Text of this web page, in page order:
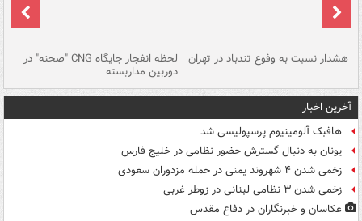
هشدار نسبت به وفوع تندباد در تهران لحظه انفجار جایگاه CNG "صحنه" در
دوربین مداربسته
آخرین اخبار
هافبک آلومینیوم پرسپولیسی شد
یونان به دنبال گسترش حضور نظامی در خلیج فارس
زخمی شدن ۴ شهروند یمنی در حمله مزدوران سعودی
زخمی شدن ۳ نظامی لبنانی در زوطر غربی
عکاسان و خبرنگاران در دفاع مقدس